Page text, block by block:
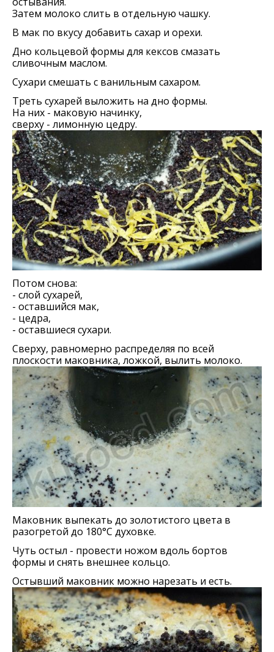
Затем молоко слить в отдельную чашку.
В мак по вкусу добавить сахар и орехи.
Дно кольцевой формы для кексов смазать
сливочным маслом.
Сухари смешать с ванильным сахаром.
Треть сухарей выложить на дно формы.
На них - маковую начинку,
сверху - лимонную цедру.
Потом снова:
- слой сухарей,
- оставшийся мак,
- цедра,
- оставшиеся сухари.
Сверху, равномерно распределяя по всей
плоскости маковника, ложкой, вылить молоко.
Маковник выпекать до золотистого цвета в
разогретой до 180°С духовке.
Чуть остыл - провести ножом вдоль бортов
формы и снять внешнее кольцо.
Остывший маковник можно нарезать и есть.